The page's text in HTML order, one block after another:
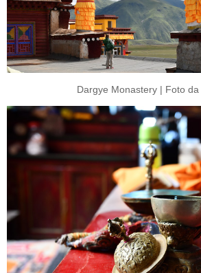
Dargye Monastery | Foto da